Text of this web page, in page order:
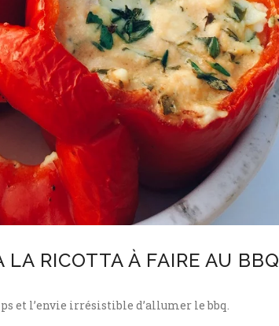
LA RICOTTA À FAIRE AU BBQ
et l’envie irrésistible d’allumer le bbq.